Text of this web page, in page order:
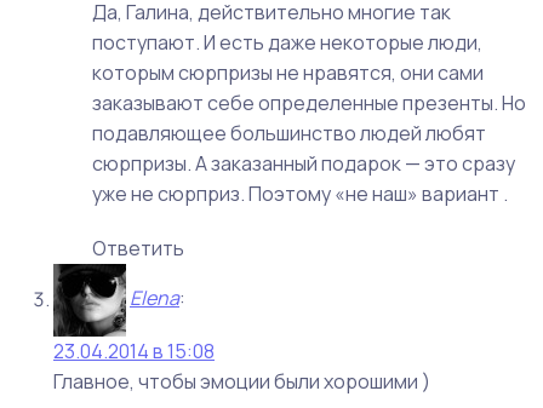
Да, Галина, действительно многие так
поступают. И есть даже некоторые люди,
которым сюрпризы не нравятся, они сами
заказывают себе определенные презенты. Но
подавляющее большинство людей любят
сюрпризы. А заказанный подарок — это сразу
уже не сюрприз. Поэтому «не наш» вариант .
Ответить
Elena:
23.04.2014 в 15:08
Главное, чтобы эмоции были хорошими )